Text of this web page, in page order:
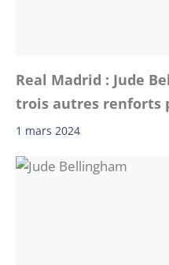
Real Madrid : Jude
trois autres renforts
1 mars 2024